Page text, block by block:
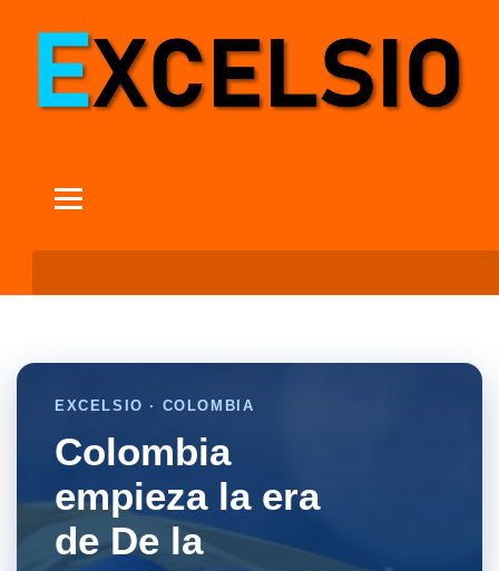
EXCELSIO · COLOMBIA
Colombia
empieza la era
de De la